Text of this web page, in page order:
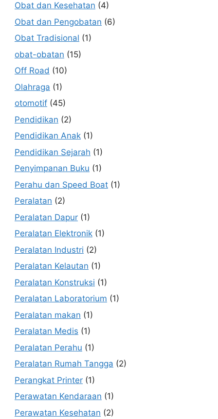
Obat dan Kesehatan (4)
Obat dan Pengobatan (6)
Obat Tradisional (1)
obat-obatan (15)
Off Road (10)
Olahraga (1)
otomotif (45)
Pendidikan (2)
Pendidikan Anak (1)
Pendidikan Sejarah (1)
Penyimpanan Buku (1)
Perahu dan Speed Boat (1)
Peralatan (2)
Peralatan Dapur (1)
Peralatan Elektronik (1)
Peralatan Industri (2)
Peralatan Kelautan (1)
Peralatan Konstruksi (1)
Peralatan Laboratorium (1)
Peralatan makan (1)
Peralatan Medis (1)
Peralatan Perahu (1)
Peralatan Rumah Tangga (2)
Perangkat Printer (1)
Perawatan Kendaraan (1)
Perawatan Kesehatan (2)